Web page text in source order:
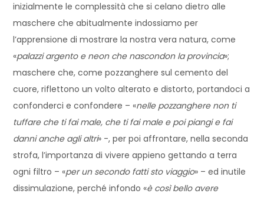
inizialmente le complessità che si celano dietro alle
maschere che abitualmente indossiamo per
l’apprensione di mostrare la nostra vera natura, come
«palazzi argento e neon che nascondon la provincia»;
maschere che, come pozzanghere sul cemento del
cuore, riflettono un volto alterato e distorto, portandoci a
confonderci e confondere – «nelle pozzanghere non ti
tuffare che ti fai male, che ti fai male e poi piangi e fai
danni anche agli altri» -, per poi affrontare, nella seconda
strofa, l’importanza di vivere appieno gettando a terra
ogni filtro – «per un secondo fatti sto viaggio» – ed inutile
dissimulazione, perché infondo «è così bello avere